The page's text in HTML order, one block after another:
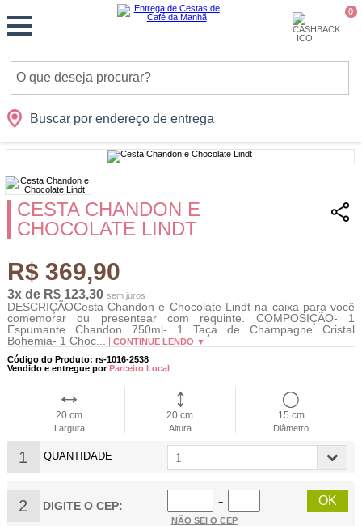
0
Buscar por endereço de entrega
Cidades Presentes Datas Shopping
Monte
sua
Cesta
CESTA CHANDON E
CHOCOLATE LINDT
R$ 369,90
3x de R$ 123,30 sem juros
DESCRIÇÃOCesta Chandon e Chocolate Lindt na caixa para você
comemorar ou presentear com requinte. COMPOSIÇÃO- 1
Espumante Chandon 750ml- 1 Taça de Champagne Cristal
Bohemia- 1 Choc...
CONTINUE LENDO ▼
Código do Produto: rs-1016-2538
Vendido e entregue porParceiro Local
20 cm
Largura
20 cm
Altura
15 cm
Diâmetro
1 QUANTIDADE
2 DIGITE O CEP:
−
NÃO SEI O CEP